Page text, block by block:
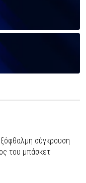
σύγκρουση
του μπάσκετ